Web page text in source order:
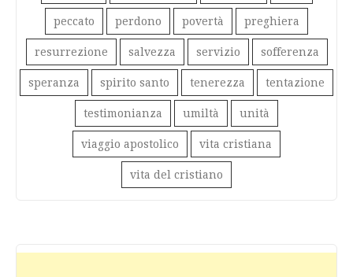
peccato perdono povertà preghiera
resurrezione salvezza servizio sofferenza
speranza spirito santo tenerezza tentazione
testimonianza umiltà unità
viaggio apostolico vita cristiana
vita del cristiano